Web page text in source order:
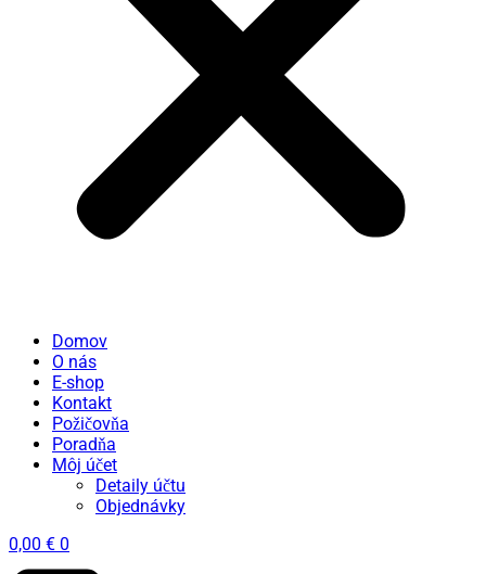
Domov
O nás
E-shop
Kontakt
Požičovňa
Poradňa
Môj účet
Detaily účtu
Objednávky
0,00 € 0